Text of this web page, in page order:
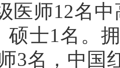
医师12名
硕士1名。
3名，中国